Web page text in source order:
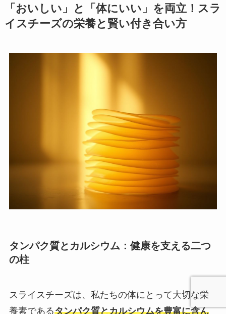
「おいしい」と「体にいい」を両立！スラ
イスチーズの栄養と賢い付き合い方
タンパク質とカルシウム：健康を支える二つ
の柱
スライスチーズは、私たちの体にとって大切な栄
養素であるタンパク質とカルシウムを豊富に含ん